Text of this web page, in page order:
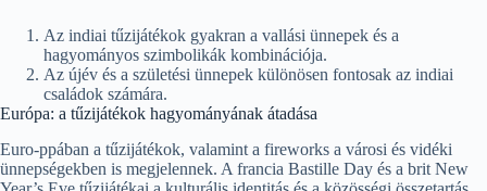
Az indiai tűzijátékok gyakran a vallási ünnepek és a
hagyományos szimbolikák kombinációja.
Az újév és a születési ünnepek különösen fontosak az indiai
családok számára.
Európa: a tűzijátékok hagyományának átadása
Euro-ppában a tűzijátékok, valamint a fireworks a városi és vidéki
ünnepségekben is megjelennek. A francia Bastille Day és a brit New